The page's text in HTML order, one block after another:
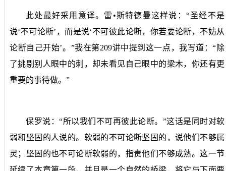
此处最好采用意译。雷•斯特德曼这样说：“圣经不是
说‘不可论断’，而是说‘不可彼此论断，你若要论断，不妨从
论断自己开始’。”我在第209讲中提到这一点，我写道：“除
了挑剔别人眼中的刺，却未看见自己眼中的梁木，你还有更
重要的事待做。”
保罗说：“所以我们不可再彼此论断。”这话是同时对软
弱和坚固的人说的。软弱的不可论断坚固的，说他们不够属
灵；坚固的也不可论断软弱的，指责他们不够成熟。这一节